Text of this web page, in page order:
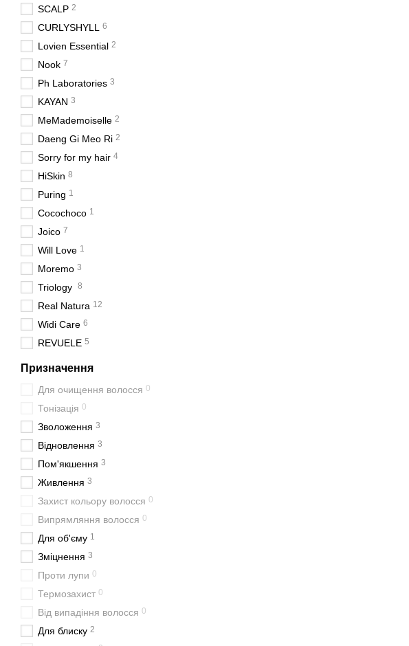
SCALP 2
CURLYSHYLL 6
Lovien Essential 2
Nook 7
Ph Laboratories 3
KAYAN 3
MeMademoiselle 2
Daeng Gi Meo Ri 2
Sorry for my hair 4
HiSkin 8
Puring 1
Cocochoco 1
Joico 7
Will Love 1
Moremo 3
Triology 8
Real Natura 12
Widi Care 6
REVUELE 5
Призначення
Для очищення волосся 0
Тонізація 0
Зволоження 3
Відновлення 3
Пом'якшення 3
Живлення 3
Захист кольору волосся 0
Випрямляння волосся 0
Для об'єму 1
Зміцнення 3
Проти лупи 0
Термозахист 0
Від випадіння волосся 0
Для блиску 2